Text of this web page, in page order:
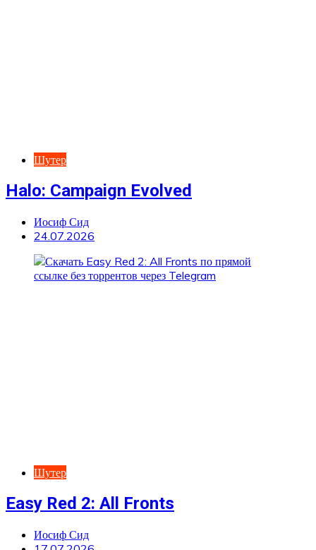
Шутер
Halo: Campaign Evolved
Иосиф Сид
24.07.2026
Шутер
Easy Red 2: All Fronts
Иосиф Сид